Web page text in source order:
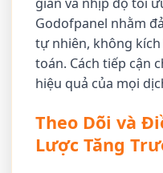
Godofpanel nhằm
tự nhiên, không
toán. Cách tiếp cận
hiệu quả của mọi
Theo Dõi và
Lược Tăng